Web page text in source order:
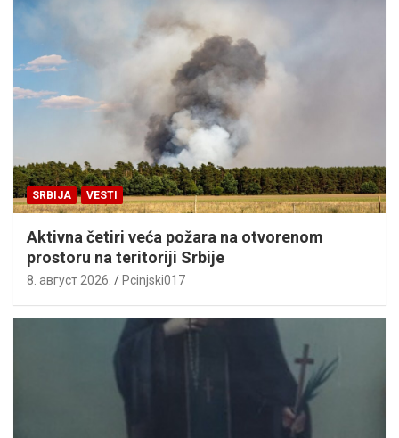
SRBIJA VESTI
Aktivna četiri veća požara na otvorenom
prostoru na teritoriji Srbije
8. август 2026. Pcinjski017